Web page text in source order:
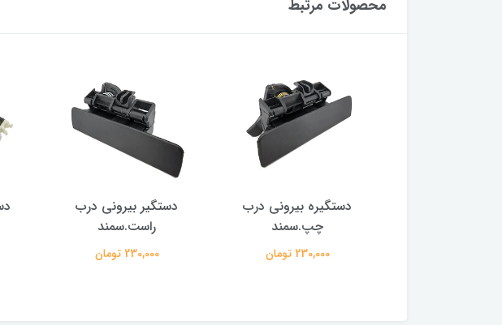
محصولات مرتبط
دستگیره بیرونی درب
چپ.سمند
230,000 تومان
دستگیر بیرونی درب
راست.سمند
230,000 تومان